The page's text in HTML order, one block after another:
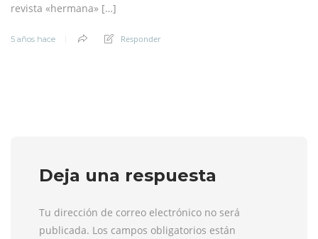
revista «hermana» […]
5 años hace Responder
Deja una respuesta
Tu dirección de correo electrónico no será
publicada. Los campos obligatorios están